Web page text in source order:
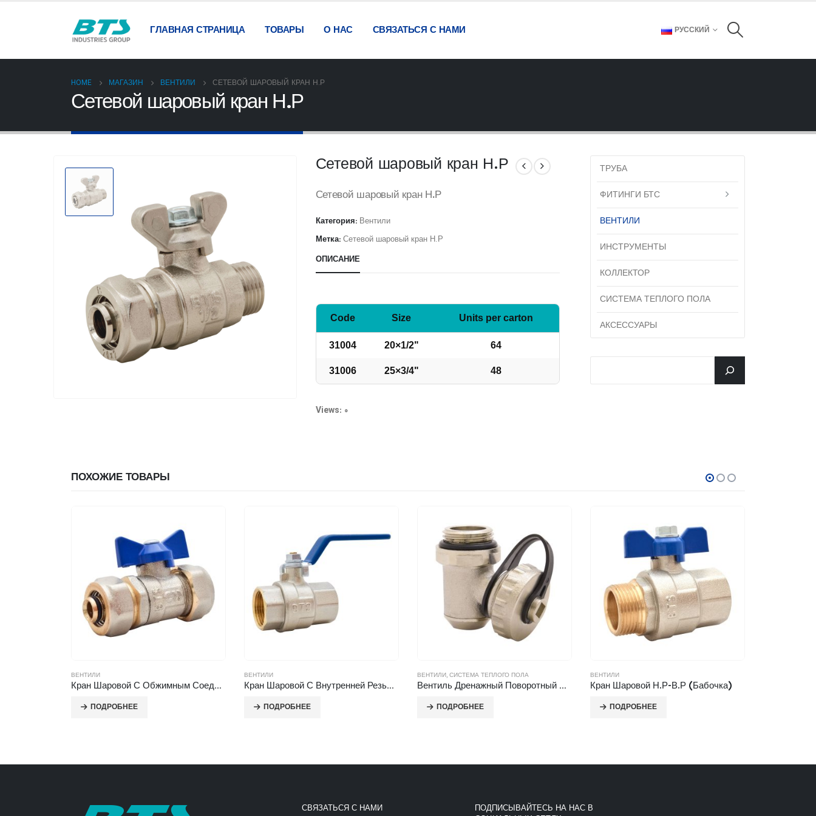
ГЛАВНАЯ СТРАНИЦА ТОВАРЫ О НАС СВЯЗАТЬСЯ С НАМИ РУССКИЙ
HOME МАГАЗИН ВЕНТИЛИ СЕТЕВОЙ ШАРОВЫЙ КРАН Н.Р
Сетевой шаровый кран Н.Р
Сетевой шаровый кран Н.Р
Сетевой шаровый кран Н.Р
Категория: Вентили
Метка: Сетевой шаровый кран Н.Р
ОПИСАНИЕ
Code Size Units per carton
31004 20×1/2" 64
31006 25×3/4" 48
Views: 0
ТРУБА
ФИТИНГИ БТС
ВЕНТИЛИ
ИНСТРУМЕНТЫ
КОЛЛЕКТОР
СИСТЕМА ТЕПЛОГО ПОЛА
АКСЕССУАРЫ
ПОХОЖИЕ ТОВАРЫ
ВЕНТИЛИ
Кран Шаровой С Обжимным Соединением
ПОДРОБНЕЕ
ВЕНТИЛИ
Кран Шаровой С Внутренней Резьбой (Рычаг)
ПОДРОБНЕЕ
ВЕНТИЛИ, СИСТЕМА ТЕПЛОГО ПОЛА
Вентиль Дренажный Поворотный С Заглушкой
ПОДРОБНЕЕ
ВЕНТИЛИ
Кран Шаровой Н.Р-В.Р (Бабочка)
ПОДРОБНЕЕ
СВЯЗАТЬСЯ С НАМИ
ПОДПИСЫВАЙТЕСЬ НА НАС В